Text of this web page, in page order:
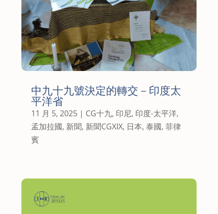
中九十九號決定的轉交 – 印度太
平洋省
11 月 5, 2025| CG十九, 印尼, 印度-太平洋,
孟加拉國, 新聞, 新聞CGXIX, 日本, 泰國, 菲律
賓